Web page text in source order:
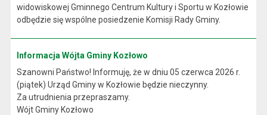
widowiskowej Gminnego Centrum Kultury i Sportu w Kozłowie
odbędzie się wspólne posiedzenie Komisji Rady Gminy.
Informacja Wójta Gminy Kozłowo
Szanowni Państwo! Informuję, że w dniu 05 czerwca 2026 r.
(piątek) Urząd Gminy w Kozłowie będzie nieczynny.
Za utrudnienia przepraszamy.
Wójt Gminy Kozłowo